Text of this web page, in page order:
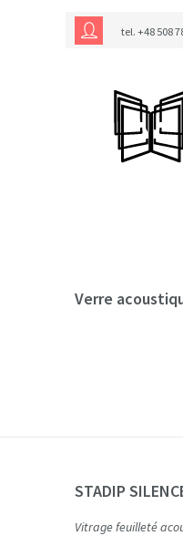
tel. +48 508
Verre
STADIP
Vitrage feuilleté